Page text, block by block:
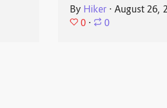
By Hiker ⋅August 26,
0 ⋅ 0